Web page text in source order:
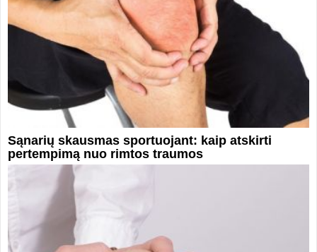
Sąnarių skausmas sportuojant: kaip atskirti
pertempimą nuo rimtos traumos